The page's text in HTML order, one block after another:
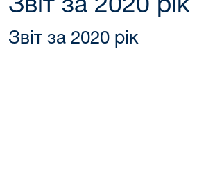
Звіт за 2020 рік
Звіт за 2020 рік